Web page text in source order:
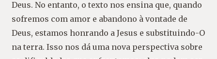
Deus. No entanto, o texto nos ensina que, quando
sofremos com amor e abandono à vontade de
Deus, estamos honrando a Jesus e substituindo-O
na terra. Isso nos dá uma nova perspectiva sobre